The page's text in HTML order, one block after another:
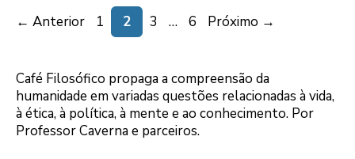
← Anterior Page
1 Page
2 Page
3 … Page
6 Próximo →
Café Filosófico propaga a compreensão da
humanidade em variadas questões relacionadas à vida,
à ética, à política, à mente e ao conhecimento. Por
Professor Caverna e parceiros.